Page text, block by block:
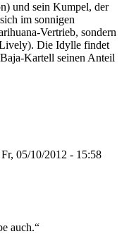
und sein Kumpel, der
im sonnigen
Vertrieb, sondern
Die Idylle findet
Kartell seinen Anteil
05/10/2012 - 15:58
auch.“